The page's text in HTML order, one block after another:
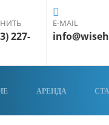
227-
E-MAIL
АРЕНДА